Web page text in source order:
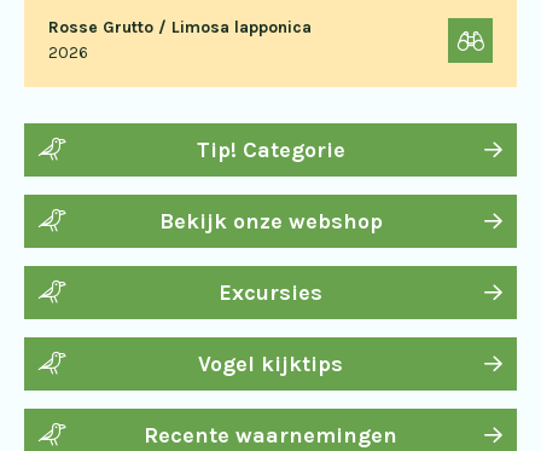
Rosse Grutto / Limosa lapponica
2026
Tip! Categorie
Bekijk onze webshop
Excursies
Vogel kijktips
Recente waarnemingen